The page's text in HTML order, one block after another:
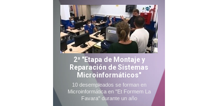
2ª "Etapa de Montaje y
Reparación de Sistemas
Microinformáticos"
10 desempleados se forman en
Microinformática en "Et Formem La
Favara" durante un año